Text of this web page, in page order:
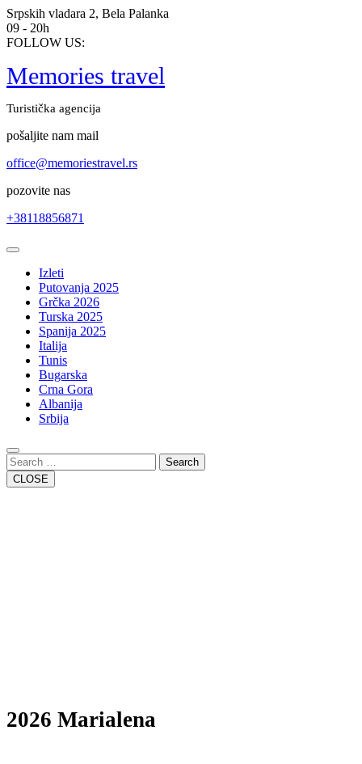
Skip
to
content
Srpskih vladara 2, Bela Palanka
09 - 20h
FOLLOW US:
Memories travel
Turistička agencija
pošaljite nam mail
office@memoriestravel.rs
pozovite nas
+38118856871
Open
ButtonIzleti
Putovanja 2025
Grčka 2026
Turska 2025
Spanija 2025
Italija
Tunis
Bugarska
Crna Gora
Albanija
Srbija
Close
Button
Search
CLOSE
2026 Marialena